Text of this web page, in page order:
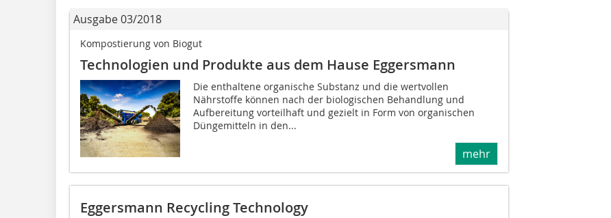
Ausgabe 03/2018
Kompostierung von Biogut
Technologien und Produkte aus dem Hause Eggersmann
Die enthaltene organische Substanz und die wertvollen
Nährstoffe können nach der biologischen Behandlung und
Aufbereitung vorteilhaft und gezielt in Form von organischen
Düngemitteln in den...
mehr
Eggersmann Recycling Technology